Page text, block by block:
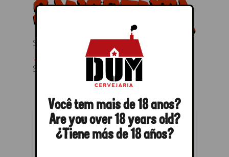
Sangrenta
← Anterior
Próximo →
Sangrenta
RESPONDER
Você tem mais de 18 anos?
Are you over 18 years old?
¿Tiene más de 18 años?